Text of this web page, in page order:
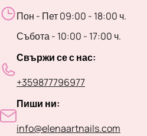
Пон - Пет 09:00 - 18:00 ч.
Събота - 10:00 - 17:00 ч.
Свържи се с нас:
+359877796977
Пиши ни:
info@elenaartnails.com